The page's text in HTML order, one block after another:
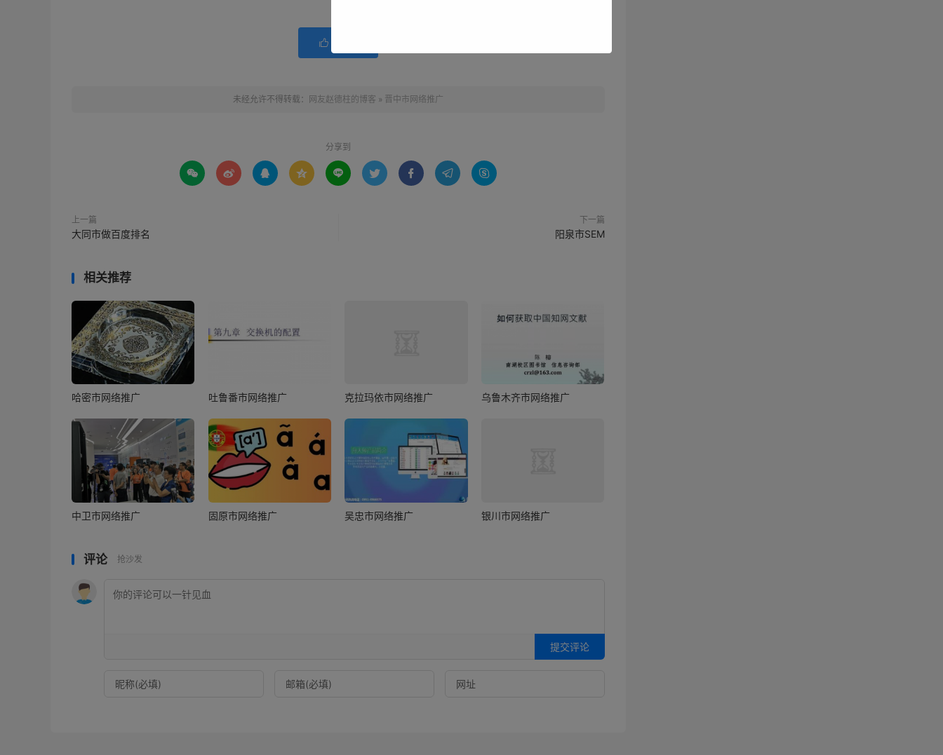

未经允许不得转载： 网友赵德柱的博客 » 晋中市网络推广
分享到
        
上一篇
大同市做百度排名
下一篇
阳泉市SEM
相关推荐
哈密市网络推广 吐鲁番市网络推广 克拉玛依市网络推广 乌鲁木齐市网络推广
中卫市网络推广 固原市网络推广 吴忠市网络推广 银川市网络推广
评论 抢沙发
提交评论